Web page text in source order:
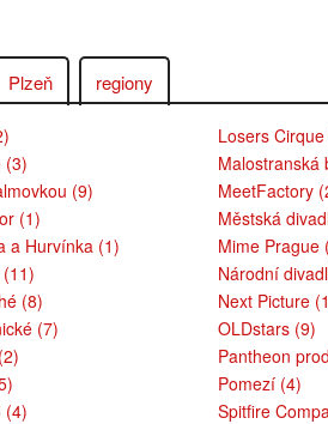
Plzeň regiony
(3)
(9)
(1)
a Hurvínka (1)
(8)
(7)
(4)
Losers
Malostranská
MeetFactory
Městská
Mime Prague
Národní
Next Picture
OLDstars (9)
Pantheon
Pomezí (4)
Spitfire